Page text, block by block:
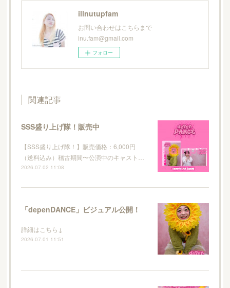
illnutupfam
お問い合わせはこちらまで
inu.fam@gmail.com
フォロー
関連記事
SSS盛り上げ隊！販売中
【SSS盛り上げ隊！】販売価格：6,000円
（送料込み）稽古期間〜公演中のキャスト…
2026.07.02 11:08
「depenDANCE」ビジュアル公開！
詳細はこちら↓
2026.07.01 11:51